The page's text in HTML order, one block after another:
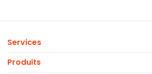
Services
Produits